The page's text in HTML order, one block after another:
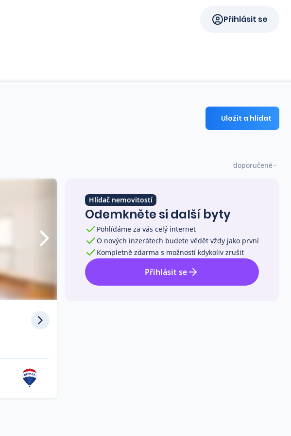
Přihlásit se
Uložit a hlídat
doporučené
Hlídač nemovitostí
Odemkněte si další byty
Pohlídáme za vás celý internet
O nových inzerátech budete vědět vždy jako první
Kompletně zdarma s možností kdykoliv zrušit
Přihlásit se